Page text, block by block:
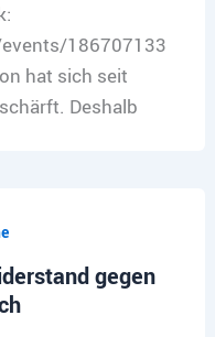
186707133
hat sich seit
Deshalb
gegen